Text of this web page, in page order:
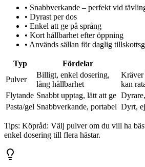
• Snabbverkande – perfekt vid
• Dyrast per dos
• Enkel att ge på språng
• Kort hållbarhet efter öppning
• Används sällan för daglig
Typ Fördelar
Pulver
Billigt, enkel dosering,
lång hållbarhet
Kräver
kan
Flytande Snabbt upptag, lätt att ge
Pasta/gel Snabbverkande, portabel Dyrt,
Tips: Köpråd: Välj pulver om du vill ha
enkel dosering till flera hästar.